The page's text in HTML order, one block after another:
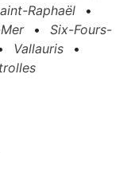
Raphaël
•
•
Six-Fours-
Vallauris
•